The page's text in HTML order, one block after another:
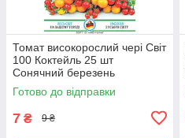
Томат високорослий чері Світ
100 Коктейль 25 шт
Сонячний березень
Готово до відправки
7 ₴ 9 ₴